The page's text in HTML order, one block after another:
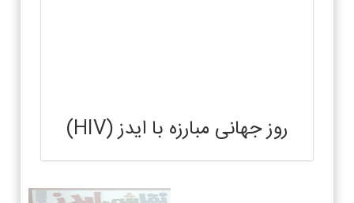
روز جهانی مبارزه با ایدز (HIV)